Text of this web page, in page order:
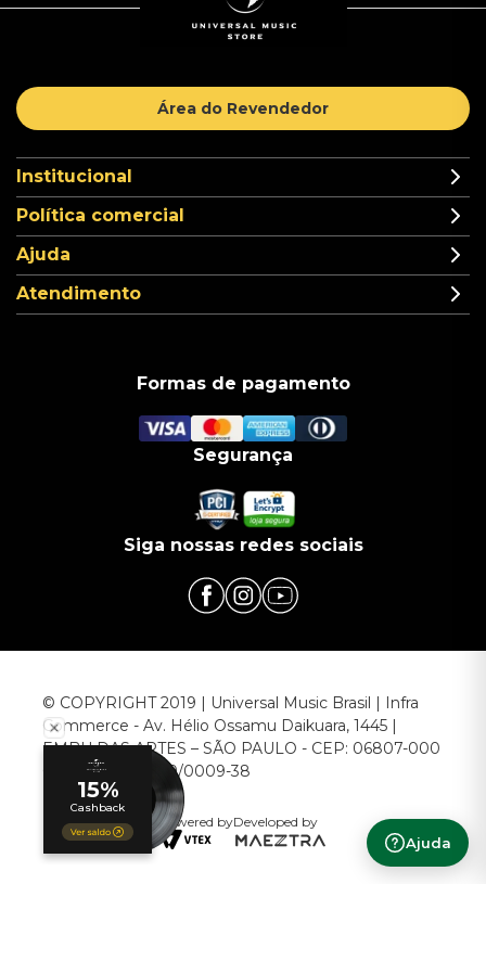
Ajuda
Área do Revendedor
Institucional
Política comercial
Ajuda
Atendimento
Formas de pagamento
Segurança
Siga nossas redes sociais
© COPYRIGHT 2019 | Universal Music Brasil | Infra
Commerce - Av. Hélio Ossamu Daikuara, 1445 |
EMBU DAS ARTES – SÃO PAULO - CEP: 06807-000
CNPJ: 00.952.789/0009-38
Powered byDeveloped by